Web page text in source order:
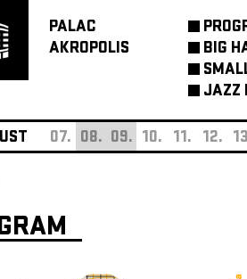
PALAC
AKROPOLIS
BIG
JAZZ
07. 08. 09. 10. 11. 12.